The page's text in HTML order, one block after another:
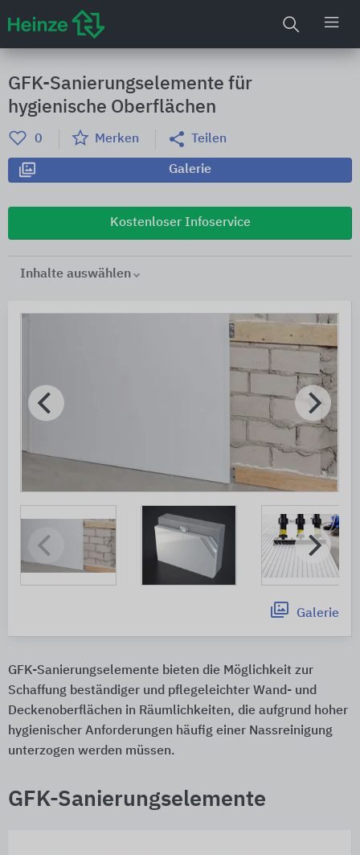
GFK-Sanierungselemente für
hygienische Oberflächen
0 Merken Teilen
Galerie
Kostenloser Infoservice
Inhalte auswählen
Galerie
GFK-Sanierungselemente bieten die Möglichkeit zur
Schaffung beständiger und pflegeleichter Wand- und
Deckenoberflächen in Räumlichkeiten, die aufgrund hoher
hygienischer Anforderungen häufig einer Nassreinigung
unterzogen werden müssen.
GFK-Sanierungselemente